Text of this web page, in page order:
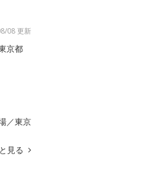
08 更新
京都
／東京
見る